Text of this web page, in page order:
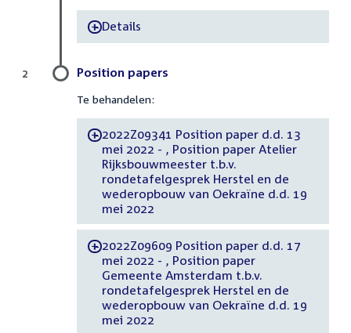
-Details
Position papers
Te behandelen:
-2022Z09341 Position paper d.d. 13
mei 2022 - , Position paper Atelier
Rijksbouwmeester t.b.v.
rondetafelgesprek Herstel en de
wederopbouw van Oekraïne d.d. 19
mei 2022
-2022Z09609 Position paper d.d. 17
mei 2022 - , Position paper
Gemeente Amsterdam t.b.v.
rondetafelgesprek Herstel en de
wederopbouw van Oekraïne d.d. 19
mei 2022
2